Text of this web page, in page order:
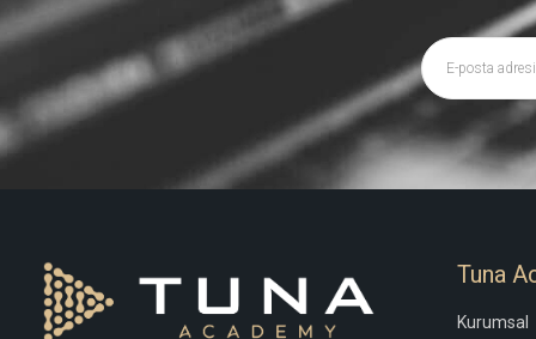
Tuna
Kurumsal